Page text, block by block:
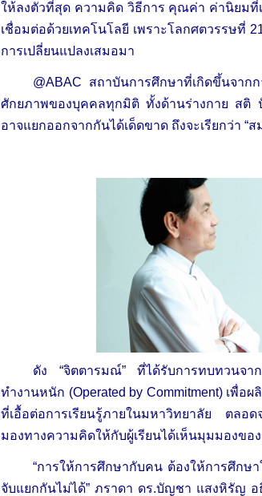
ให้ลงตัวที่สุด ความคิด วิธีการ คุณค่า ค่านิยมที่
เชื่อมต่อด้วยเทคโนโลยี เพราะโลกศตวรรษที่
การเปลี่ยนแปลงเสมอมา
@ABAC สถาบันการศึกษาที่เกิดขึ้นจา
ศักยภาพของบุคคลทุกมิติ ทั้งด้านร่างกาย ส
อาจแยกออกจากกันได้เด็ดขาด ถึงจะเรียกว่า “
ดัง “จิตตารมณ์” ที่ได้รับการทบทวนจา
ทำงานหนัก (Operated by Commitment) เพื่
ที่เอื้อต่อการเรียนรู้ภายในมหาวิทยาลัย ตลอด
มองทางความคิดให้กับผู้เรียนได้เห็นมุมมองขอ
“การให้การศึกษากับคน ต้องให้การศึกษ
จับแยกกันไม่ได้” ภราดา ดร.บัญชา แสงหิรัญ